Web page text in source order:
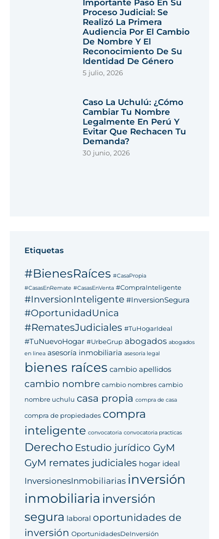
Importante Paso En Su
Proceso Judicial: Se
Realizó La Primera
Audiencia Por El Cambio
De Nombre Y El
Reconocimiento De Su
Identidad De Género
5 julio, 2026
Caso La Uchulú: ¿cómo
Cambiar Tu Nombre
Legalmente En Perú Y
Evitar Que Rechacen Tu
Demanda?
30 junio, 2026
Etiquetas
#BienesRaíces #CasaPropia
#CasasEnRemate #CasasEnVenta #CompraInteligente
#InversionInteligente #InversionSegura
#OportunidadUnica
#RematesJudiciales #TuHogarIdeal
#TuNuevoHogar #UrbeGrup abogados abogados
en linea asesoría inmobiliaria asesoría legal
bienes raíces cambio apellidos
cambio nombre cambio nombres cambio
nombre uchulu casa propia compra de casa
compra de propiedades compra
inteligente convocatoria convocatoria practicas
Derecho Estudio jurídico GyM
GyM remates judiciales hogar ideal
InversionesInmobiliarias inversión
inmobiliaria inversión
segura laboral oportunidades de
inversión OportunidadesDeInversión